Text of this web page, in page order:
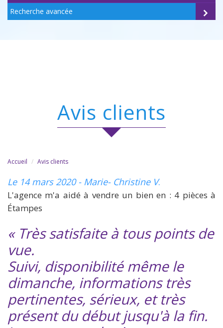
Recherche avancée
avis clients
Accueil Avis clients
Le 14 mars 2020 - Marie- Christine V.
L'agence m'a aidé à vendre un bien en : 4 pièces à
Étampes
« Très satisfaite à tous points de
vue.
Suivi, disponibilité même le
dimanche, informations très
pertinentes, sérieux, et très
présent du début jusqu'à la fin.